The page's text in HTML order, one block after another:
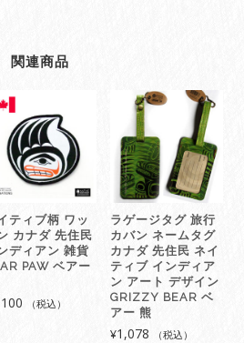
関連商品
ティブ柄 ワッ
カナダ 先住民
ディアン 雑貨
PAW ベアー
（税込）
ラゲージタグ 旅行
カバン ネームタグ
カナダ 先住民 ネイ
ティブ インディア
ン アート デザイン
GRIZZY BEAR ベ
アー 熊
¥1,078 （税込）